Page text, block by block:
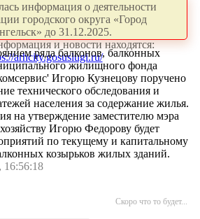
информация о деятельности
городского округа «Город
до 31.12.2025.
и новости находятся:
arhcity.gosuslugi.ru/
ряда балконов, балконных
жилищного фонда
Игорю Кузнецову поручено
технического обследования и
населения за содержание жилья.
на утверждение заместителю мэра
Игорю Федорову будет
по текущему и капитальному
козырьков жилых зданий.
16:56:18
Скоро что то будет...